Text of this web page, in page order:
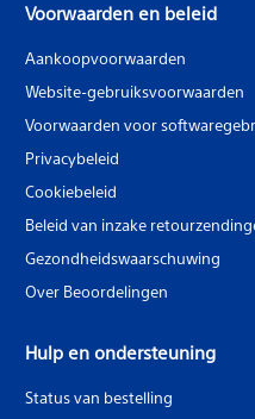
Voorwaarden en beleid
Aankoopvoorwaarden
Website-gebruiksvoorwaarden
Voorwaarden voor
Privacybeleid
Cookiebeleid
Beleid van inzake
Gezondheidswaarschuwing
Over Beoordelingen
Hulp en ondersteuning
Status van bestelling